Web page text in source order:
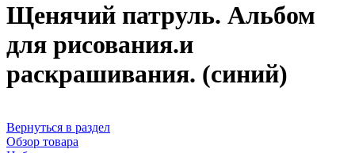
Щенячий патруль. Альбом
для рисования.и
раскрашивания. (синий)
Вернуться в раздел
Обзор товара